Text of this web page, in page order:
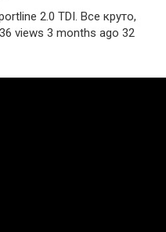
2.0 TDI. Все круто,
views 3 months ago 32